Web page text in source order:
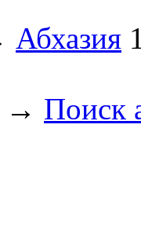
Абхазия
→ Поиск